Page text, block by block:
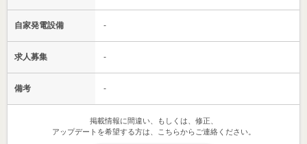
自家発電設備 -
求人募集 -
備考 -
掲載情報に間違い、もしくは、修正、
アップデートを希望する方は、こちらからご連絡ください。